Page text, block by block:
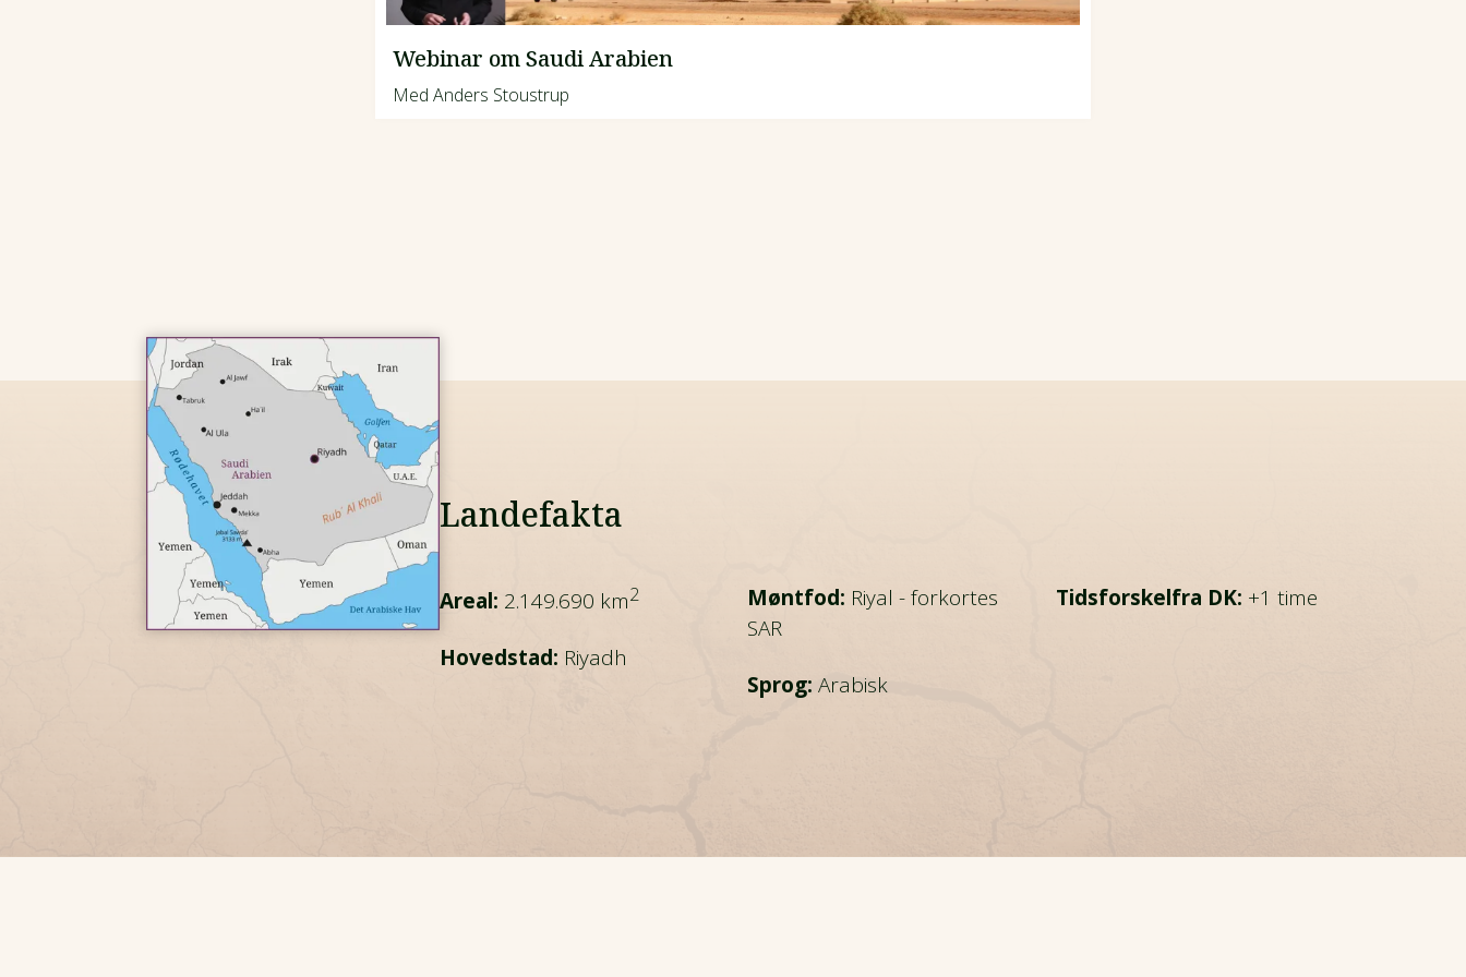
Webinar om Saudi Arabien
Med Anders Stoustrup
Landefakta
Areal: 2.149.690 km2
Hovedstad: Riyadh
Møntfod: Riyal - forkortes
SAR
Sprog: Arabisk
Tidsforskelfra DK: +1 time